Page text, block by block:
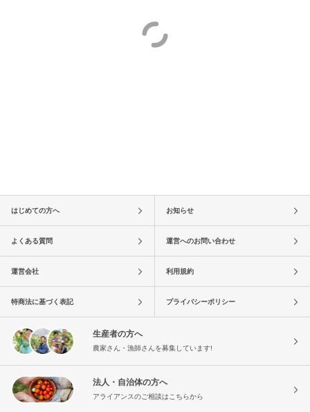
はじめての方へ お知らせ
よくある質問 運営へのお問い合わせ
運営会社 利用規約
特商法に基づく表記 プライバシーポリシー
生産者の方へ
農家さん・漁師さんを募集しています!
法人・自治体の方へ
アライアンスのご相談はこちらから